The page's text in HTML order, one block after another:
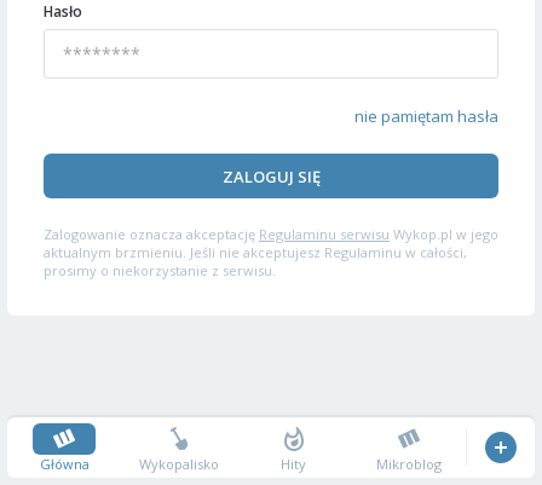
Hasło
nie pamiętam hasła
ZALOGUJ SIĘ
Zalogowanie oznacza akceptację Regulaminu serwisu Wykop.pl w jego
aktualnym brzmieniu. Jeśli nie akceptujesz Regulaminu w całości,
prosimy o niekorzystanie z serwisu.
Główna Wykopalisko Hity Mikroblog